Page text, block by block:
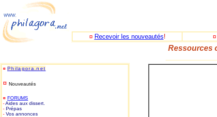
¤ Recevoir les nouveautés!
Ressources
¤ Philagora.net
¤ Nouveautés
¤ FORUMS
-Aides aux dissert.
- Prépas
- Vos annonces